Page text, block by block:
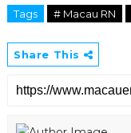
Tags # Macau RN
Share This